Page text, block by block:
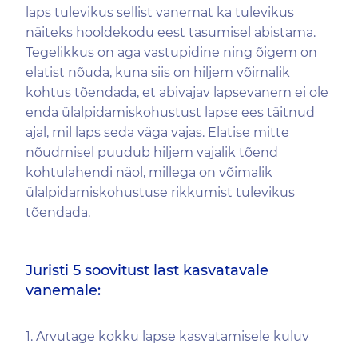
laps tulevikus sellist vanemat ka tulevikus
näiteks hooldekodu eest tasumisel abistama.
Tegelikkus on aga vastupidine ning õigem on
elatist nõuda, kuna siis on hiljem võimalik
kohtus tõendada, et abivajav lapsevanem ei ole
enda ülalpidamiskohustust lapse ees täitnud
ajal, mil laps seda väga vajas. Elatise mitte
nõudmisel puudub hiljem vajalik tõend
kohtulahendi näol, millega on võimalik
ülalpidamiskohustuse rikkumist tulevikus
tõendada.
Juristi 5 soovitust last kasvatavale
vanemale:
1. Arvutage kokku lapse kasvatamisele kuluv